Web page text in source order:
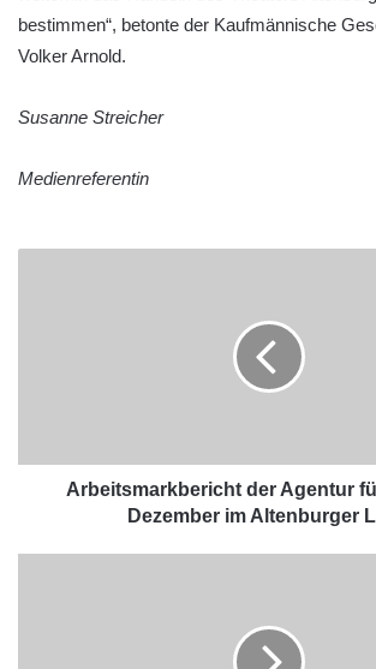
bestimmen“, betonte der Kaufmännische
Volker Arnold.
Susanne Streicher
Medienreferentin
Arbeitsmarkbericht der Agentur
Dezember im Altenburger